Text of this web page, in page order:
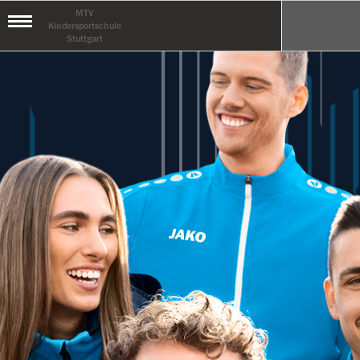
MTV
Kindersportschule
Stuttgart